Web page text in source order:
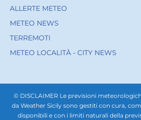
ALLERTE METEO
METEO NEWS
TERREMOTI
METEO LOCALITÀ - CITY NEWS
© DISCLAIMER Le previsioni
da Weather Sicily sono gestiti con cura,
disponibili e con i limiti naturali della